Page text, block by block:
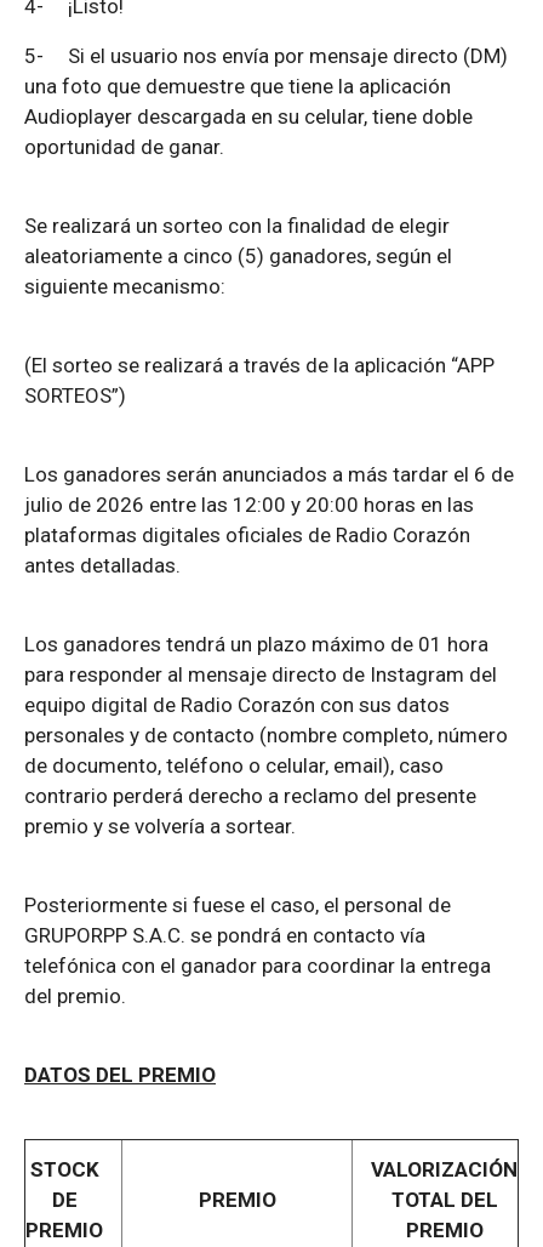
4- ¡Listo!
5- Si el usuario nos envía por mensaje directo (DM)
una foto que demuestre que tiene la aplicación
Audioplayer descargada en su celular, tiene doble
oportunidad de ganar.
Se realizará un sorteo con la finalidad de elegir
aleatoriamente a cinco (5) ganadores, según el
siguiente mecanismo:
(El sorteo se realizará a través de la aplicación “APP
SORTEOS”)
Los ganadores serán anunciados a más tardar el 6 de
julio de 2026 entre las 12:00 y 20:00 horas en las
plataformas digitales oficiales de Radio Corazón
antes detalladas.
Los ganadores tendrá un plazo máximo de 01 hora
para responder al mensaje directo de Instagram del
equipo digital de Radio Corazón con sus datos
personales y de contacto (nombre completo, número
de documento, teléfono o celular, email), caso
contrario perderá derecho a reclamo del presente
premio y se volvería a sortear.
Posteriormente si fuese el caso, el personal de
GRUPORPP S.A.C. se pondrá en contacto vía
telefónica con el ganador para coordinar la entrega
del premio.
DATOS DEL PREMIO
STOCK
DE
PREMIO
PREMIO
VALORIZACIÓN
TOTAL DEL
PREMIO